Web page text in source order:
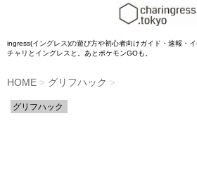
ingress(イングレス)の遊び方や初心者向けガイド・速報・
チャリとイングレスと。あとポケモンGOも。
HOME > グリフハック >
グリフハック